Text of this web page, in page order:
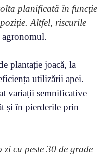
planificată în funcție
Altfel, riscurile
agronomul.
plantație joacă, la
utilizării apei.
variații semnificative
și în pierderile prin
cu peste 30 de grade